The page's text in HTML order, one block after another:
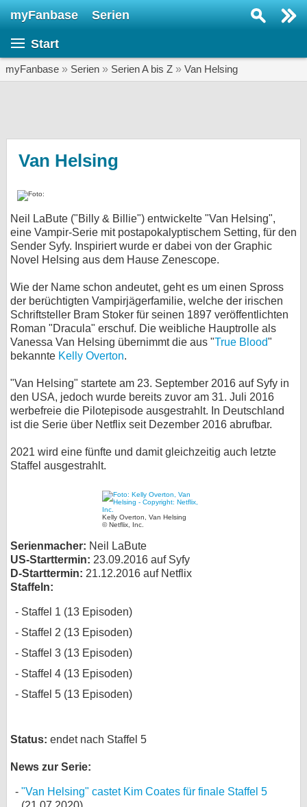
myFanbase Serien
Start
myFanbase » Serien » Serien A bis Z » Van Helsing
Van Helsing
Neil LaBute ("Billy & Billie") entwickelte "Van Helsing",
eine Vampir-Serie mit postapokalyptischem Setting, für den
Sender Syfy. Inspiriert wurde er dabei von der Graphic
Novel Helsing aus dem Hause Zenescope.
Wie der Name schon andeutet, geht es um einen Spross
der berüchtigten Vampirjägerfamilie, welche der irischen
Schriftsteller Bram Stoker für seinen 1897 veröffentlichten
Roman "Dracula" erschuf. Die weibliche Hauptrolle als
Vanessa Van Helsing übernimmt die aus "True Blood"
bekannte Kelly Overton.
"Van Helsing" startete am 23. September 2016 auf Syfy in
den USA, jedoch wurde bereits zuvor am 31. Juli 2016
werbefreie die Pilotepisode ausgestrahlt. In Deutschland
ist die Serie über Netflix seit Dezember 2016 abrufbar.
2021 wird eine fünfte und damit gleichzeitig auch letzte
Staffel ausgestrahlt.
Kelly Overton, Van Helsing
© Netflix, Inc.
Serienmacher: Neil LaBute
US-Starttermin: 23.09.2016 auf Syfy
D-Starttermin: 21.12.2016 auf Netflix
Staffeln:
Staffel 1 (13 Episoden)
Staffel 2 (13 Episoden)
Staffel 3 (13 Episoden)
Staffel 4 (13 Episoden)
Staffel 5 (13 Episoden)
Status: endet nach Staffel 5
News zur Serie:
"Van Helsing" castet Kim Coates für finale Staffel 5
SERIEN
Specials
SERVICE
Gewinnspiele
Forum
bei X
Kontakt
Nutzungsbedingungen
Datenschutz
Impressum
Desktop-Ansicht
myFanbase